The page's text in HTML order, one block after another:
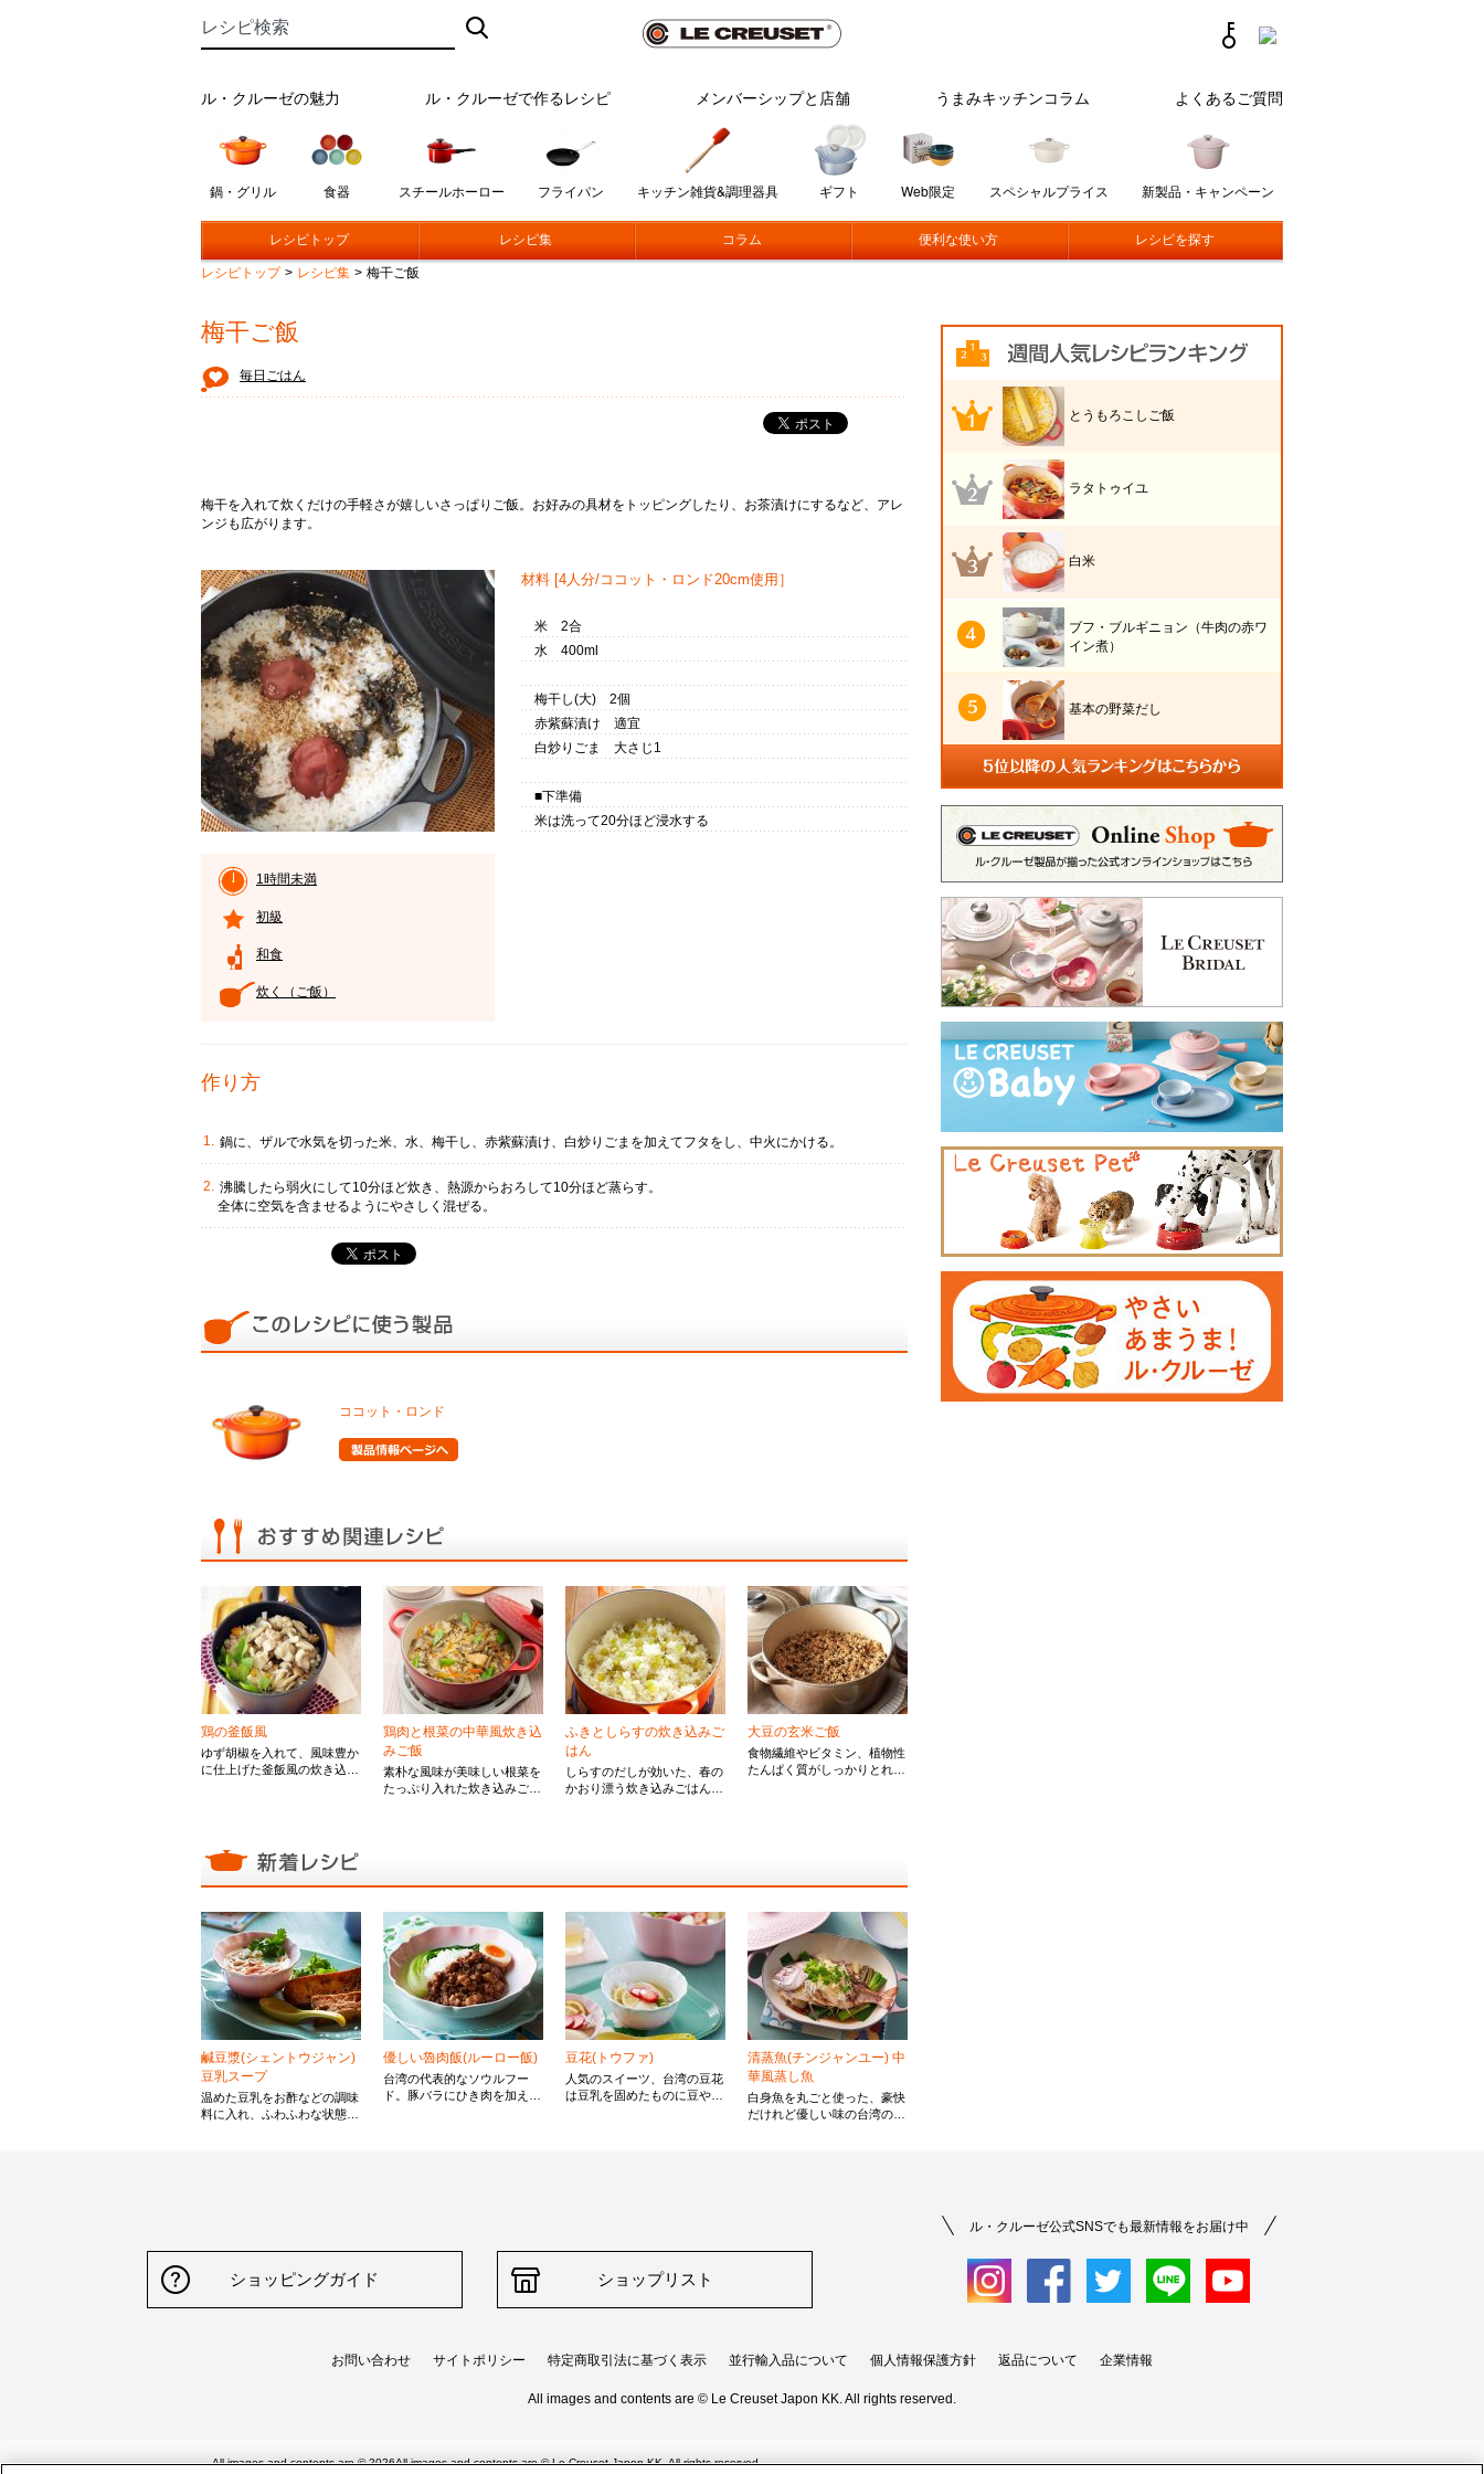
ル・クルーゼの魅力 ル・クルーゼで作るレシピ メンバーシップと店舗 うまみキッチンコラム よくあるご質問
鍋・グリル 食器 スチールホーロー フライパン キッチン雑貨&調理器具 ギフト Web限定 スペシャルプライス 新製品・キャンペーン
レシピトップ レシピ集 コラム 便利な使い方 レシピを探す
レシピトップ > レシピ集 > 梅干ご飯
梅干ご飯
毎日ごはん
梅干を入れて炊くだけの手軽さが嬉しいさっぱりご飯。お好みの具材をトッピングしたり、お茶漬けにするなど、アレ
ンジも広がります。
1時間未満
初級
和食
炊く（ご飯）
材料 [4人分/ココット・ロンド20cm使用］
米 2合
水 400ml
梅干し(大) 2個
赤紫蘇漬け 適宜
白炒りごま 大さじ1
■下準備
米は洗って20分ほど浸水する
作り方
鍋に、ザルで水気を切った米、水、梅干し、赤紫蘇漬け、白炒りごまを加えてフタをし、中火にかける。
沸騰したら弱火にして10分ほど炊き、熱源からおろして10分ほど蒸らす。
全体に空気を含ませるようにやさしく混ぜる。
ココット・ロンド
鶏の釜飯風
ゆず胡椒を入れて、風味豊か
に仕上げた釜飯風の炊き込み
鶏肉と根菜の中華風炊き込
みご飯
素朴な風味が美味しい根菜を
たっぷり入れた炊き込みご
ふきとしらすの炊き込みご
はん
しらすのだしが効いた、春の
かおり漂う炊き込みごはん。
大豆の玄米ご飯
食物繊維やビタミン、植物性
たんぱく質がしっかりとれる
鹹豆漿(シェントウジャン)
豆乳スープ
温めた豆乳をお酢などの調味
料に入れ、ふわふわな状態に
優しい魯肉飯(ルーロー飯)
台湾の代表的なソウルフー
ド。豚バラにひき肉を加えて
豆花(トウファ)
人気のスイーツ、台湾の豆花
は豆乳を固めたものに豆や白
清蒸魚(チンジャンユー) 中
華風蒸し魚
白身魚を丸ごと使った、豪快
だけれど優しい味の台湾の家
とうもろこしご飯
ラタトゥイユ
白米
ブフ・ブルギニョン（牛肉の赤ワ
イン煮）
基本の野菜だし
ショッピングガイド ショップリスト
ル・クルーゼ公式SNSでも最新情報をお届け中
お問い合わせ サイトポリシー 特定商取引法に基づく表示 並行輸入品について 個人情報保護方針 返品について 企業情報
All images and contents are © Le Creuset Japon KK. All rights reserved.
All images and contents are © 2026All images and contents are © Le Creuset Japon KK. All rights reserved.